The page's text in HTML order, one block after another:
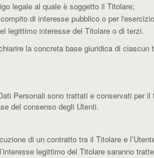
legale al quale è soggetto il Titolare;
di interesse pubblico o per
legittimo interesse del Titolare o di terzi.
la concreta base giuridica di
Personali sono trattati e conservati per
del consenso degli Utenti.
di un contratto tra il Titolare e
legittimo del Titolare saranno